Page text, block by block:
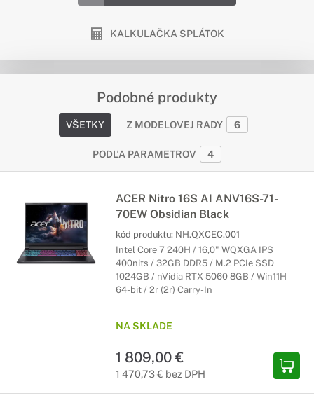
KALKULAČKA SPLÁTOK
Podobné produkty
VŠETKY Z MODELOVEJ RADY 6
PODĽA PARAMETROV 4
ACER Nitro 16S AI ANV16S-71-
70EW Obsidian Black
kód produktu: NH.QXCEC.001
Intel Core 7 240H / 16,0" WQXGA IPS
400nits / 32GB DDR5 / M.2 PCIe SSD
1024GB / nVidia RTX 5060 8GB / Win11H
64-bit / 2r (2r) Carry-In
NA SKLADE
1 809,00 €
1 470,73 € bez DPH